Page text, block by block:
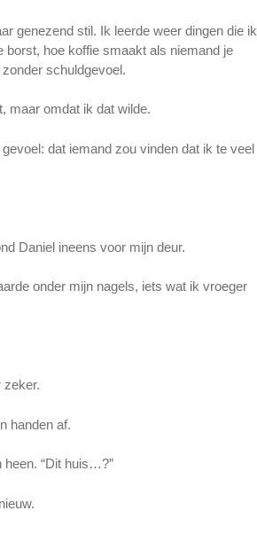
genezend stil. Ik leerde weer dingen die ik
borst, hoe koffie smaakt als niemand je
schuldgevoel.
maar omdat ik dat wilde.
dat iemand zou vinden dat ik te veel
Daniel ineens voor mijn deur.
onder mijn nagels, iets wat ik vroeger
zeker.
handen af.
“Dit huis…?”